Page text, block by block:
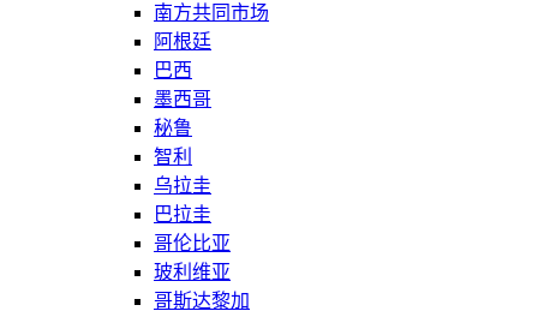
南方共同市场
阿根廷
巴西
墨西哥
秘鲁
智利
乌拉圭
巴拉圭
哥伦比亚
玻利维亚
哥斯达黎加